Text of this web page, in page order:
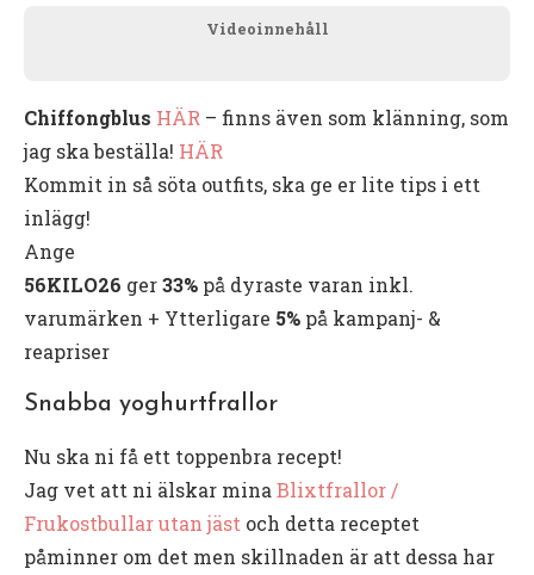
Videoinnehåll
Chiffongblus HÄR – finns även som klänning, som
jag ska beställa! HÄR
Kommit in så söta outfits, ska ge er lite tips i ett
inlägg!
Ange
56KILO26 ger33% på dyraste varan inkl.
varumärken + Ytterligare 5% på kampanj- &
reapriser
Snabba yoghurtfrallor
Nu ska ni få ett toppenbra recept!
Jag vet att ni älskar mina Blixtfrallor /
Frukostbullar utan jäst och detta receptet
påminner om det men skillnaden är att dessa har